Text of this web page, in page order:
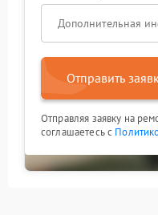
Отправить
Отправляя заявку на
соглашаетесь с